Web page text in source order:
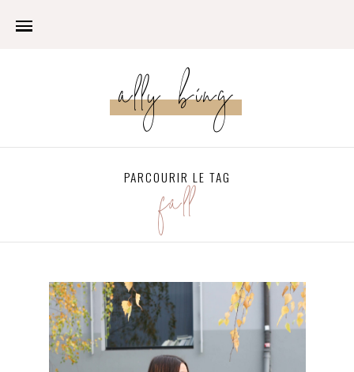
ally bing
PARCOURIR LE TAG
fall